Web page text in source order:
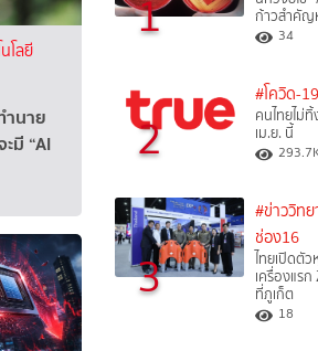
โลยี
ำนาย
มี “AI
1
ก้าวสำคัญ
34
2
#โควิด-19
คนไทยไม่
เม.ย. นี้
3
#ข่าววิทย
ช่อง16
ไทยเปิดตั
เครื่องแร
ที่ภูเก็ต
18